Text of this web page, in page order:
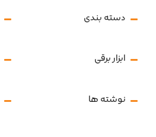
دسته بندی
ابزار برقی
نوشته ها